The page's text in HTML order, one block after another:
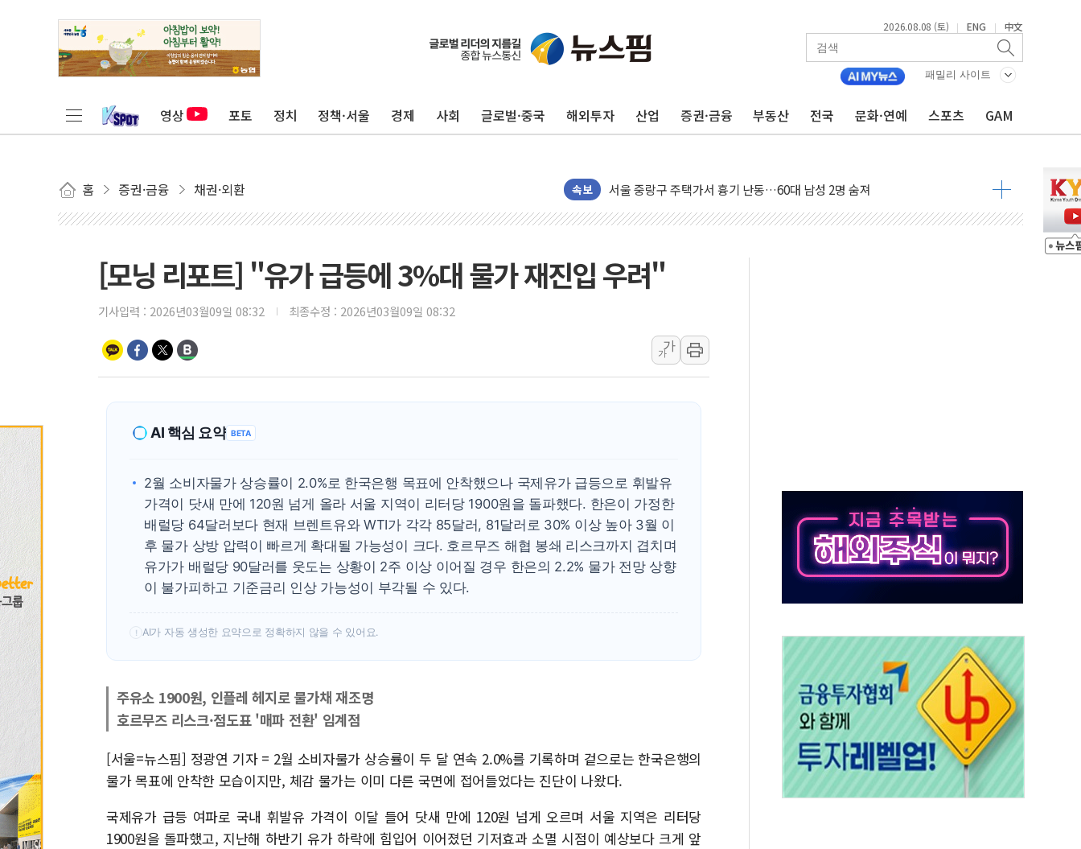
2026.08.08 (토) | ENG | 中文
패밀리 사이트
영상 포토 정치 정책·서울 경제 사회 글로벌·중국 해외투자 산업 증권·금융 부동산 전국 문화·연예 스포츠 GAM
홈 증권·금융 채권·외환 속보
강릉·동해·삼척 시간당 최대 50㎜ 폭우…강원 동해안 강한 비 어어져
李대통령 "결혼 때문에 손해 보는 일 없게"…'결혼 페널티' 22개 과제 손본다
여수 오동도 인근 해상서 모터보트 전복…1명 사망·1명 실종
인천 선재도 갯벌서 해루질 중 실종 60대 나흘만에 숨진 채 발견
인천서 말다툼 중 어머니 흉기 살해 10대 아들 체포
李대통령, ISA 개편 재검토 지시…與 "적극 환영"·野 "졸속 국정"
동해중부 전 해상 풍랑주의보…10일까지 최대 3.5m 높은 물결
연일 폭염에 온열질환 사망 23명…정부, 비상대응기구 가동
中 전방위 아파트 부양, 수도 베이징도 부동산 규제 철폐
강원 중·남부 동해안 시간당 50mm 이상 폭우…호우경보 발효
청양 밭에서 일하던 90대 숨져…온열질환 여부 조사
폭염에 車 운전면허 기능시험 오전 집중 편성…체감온도 38도 넘으면 중단
李대통령, 'ISA·주가누르기 방지법' 전면 재검토 지시
'호우 특보' 경북 울진 시간당 20~30mm 강한 비...가뭄 해소될 듯
[모닝 리포트] "유가 급등에 3%대 물가 재진입 우려"
기사입력 : 2026년03월09일 08:32 최종수정 : 2026년03월09일 08:32
가
가
AI 핵심 요약 BETA
2월 소비자물가 상승률이 2.0%로 한국은행 목표에 안착했으나 국제유가 급등으로 휘발유
가격이 닷새 만에 120원 넘게 올라 서울 지역이 리터당 1900원을 돌파했다. 한은이 가정한
배럴당 64달러보다 현재 브렌트유와 WTI가 각각 85달러, 81달러로 30% 이상 높아 3월 이
후 물가 상방 압력이 빠르게 확대될 가능성이 크다. 호르무즈 해협 봉쇄 리스크까지 겹치며
유가가 배럴당 90달러를 웃도는 상황이 2주 이상 이어질 경우 한은의 2.2% 물가 전망 상향
이 불가피하고 기준금리 인상 가능성이 부각될 수 있다.
! AI가 자동 생성한 요약으로 정확하지 않을 수 있어요.
주유소 1900원, 인플레 헤지로 물가채 재조명
호르무즈 리스크·점도표 '매파 전환' 임계점
[서울=뉴스핌] 정광연 기자 = 2월 소비자물가 상승률이 두 달 연속 2.0%를 기록하며 겉으로는 한국은행의
물가 목표에 안착한 모습이지만, 체감 물가는 이미 다른 국면에 접어들었다는 진단이 나왔다.
국제유가 급등 여파로 국내 휘발유 가격이 이달 들어 닷새 만에 120원 넘게 오르며 서울 지역은 리터당
1900원을 돌파했고, 지난해 하반기 유가 하락에 힘입어 이어졌던 기저효과 소멸 시점이 예상보다 크게 앞